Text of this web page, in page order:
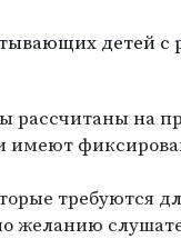
детей с
рассчитаны на
имеют
требуются
желанию